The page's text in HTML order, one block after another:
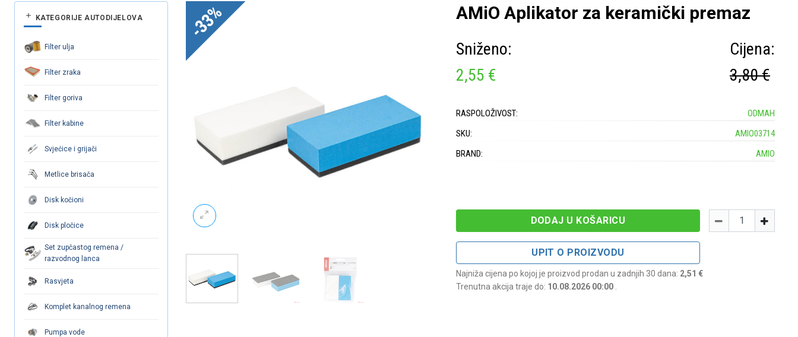
-33%
-
Količina
+
DODAJ U KOŠARICU
UPIT O PROIZVODU
Najniža cijena po kojoj je proizvod prodan u zadnjih 30 dana: 2,51 €
Trenutna akcija traje do: 10.08.2026 00:00 .
AMiO Aplikator za keramički premaz
Sniženo:
2,55 €
Cijena:
3,80 €
RASPOLOŽIVOST:
ODMAH
SKU:
AMIO03714
BRAND:
AMIO
KATEGORIJE AUTODIJELOVA
Filter ulja
Filter zraka
Filter goriva
Filter kabine
Svjećice i grijači
Metlice brisača
Disk kočioni
Disk pločice
Set zupčastog remena /
razvodnog lanca
Rasvjeta
Komplet kanalnog remena
Pumpa vode